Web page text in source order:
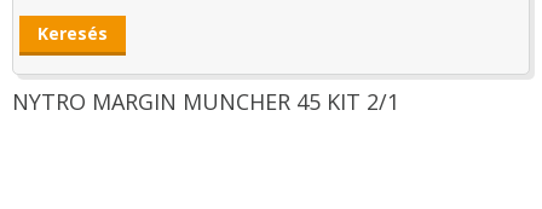
NYTRO MARGIN MUNCHER 45 KIT 2/1